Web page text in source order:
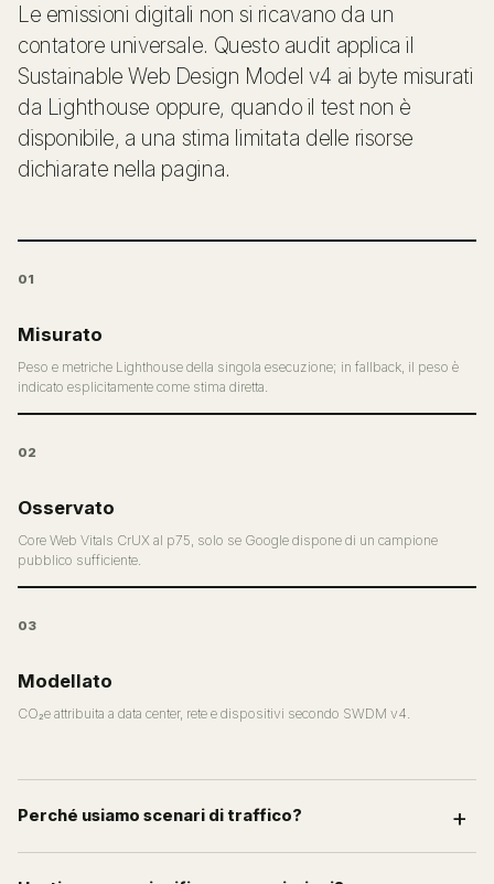
Le emissioni digitali non si ricavano da un
contatore universale. Questo audit applica il
Sustainable Web Design Model v4 ai byte misurati
da Lighthouse oppure, quando il test non è
disponibile, a una stima limitata delle risorse
dichiarate nella pagina.
01
Misurato
Peso e metriche Lighthouse della singola esecuzione; in fallback, il peso è
indicato esplicitamente come stima diretta.
02
Osservato
Core Web Vitals CrUX al p75, solo se Google dispone di un campione
pubblico sufficiente.
03
Modellato
CO₂e attribuita a data center, rete e dispositivi secondo SWDM v4.
Perché usiamo scenari di traffico?